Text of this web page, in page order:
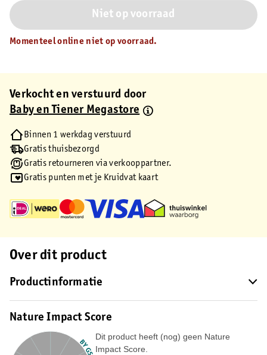
Niet op voorraad
Momenteel online niet op voorraad.
Verkocht en verstuurd door
Baby en Tiener Megastore
Binnen 1 werkdag verstuurd
Gratis thuisbezorgd
Gratis retourneren via verkooppartner.
Gratis punten met je Kruidvat kaart
Over dit product
Productinformatie
Nature Impact Score
Dit product heeft (nog) geen Nature
Impact Score.